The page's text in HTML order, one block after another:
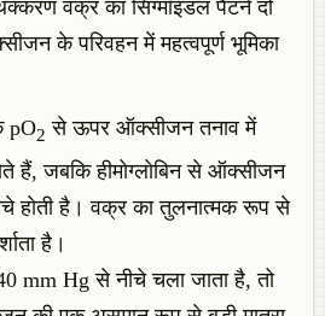
वक्र का सिग्मॉइडल पैटर्न दो
के परिवहन में महत्वपूर्ण भूमिका
pO2 से ऊपर ऑक्सीजन तनाव में
हैं, जबकि हीमोग्लोबिन से ऑक्सीजन
होती है। वक्र का तुलनात्मक रूप से
है।
mm Hg से नीचे चला जाता है, तो